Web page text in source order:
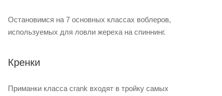
Остановимся на 7 основных классах воблеров,
используемых для ловли жереха на спиннинг.
Кренки
Приманки класса crank входят в тройку самых